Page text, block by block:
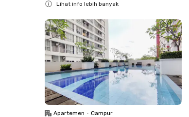
Lihat info lebih banyak
Apartemen • Campur